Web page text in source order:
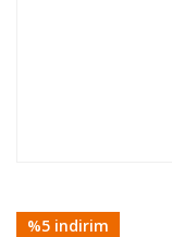
%5 indirim